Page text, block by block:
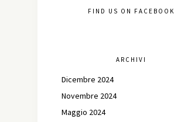
FIND US ON FACEBOOK
ARCHIVI
Dicembre 2024
Novembre 2024
Maggio 2024